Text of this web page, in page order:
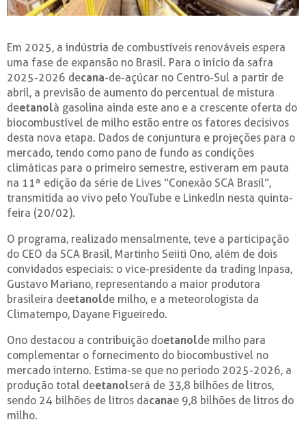
Em 2025, a indústria de combustíveis renováveis espera
uma fase de expansão no Brasil. Para o início da safra
2025-2026 decana-de-açúcar no Centro-Sul a partir de
abril, a previsão de aumento do percentual de mistura
deetanolà gasolina ainda este ano e a crescente oferta do
biocombustível de milho estão entre os fatores decisivos
desta nova etapa. Dados de conjuntura e projeções para o
mercado, tendo como pano de fundo as condições
climáticas para o primeiro semestre, estiveram em pauta
na 11ª edição da série de Lives “Conexão SCA Brasil”,
transmitida ao vivo pelo YouTube e Linkedln nesta quinta-
feira (20/02).
O programa, realizado mensalmente, teve a participação
do CEO da SCA Brasil, Martinho Seiiti Ono, além de dois
convidados especiais: o vice-presidente da trading Inpasa,
Gustavo Mariano, representando a maior produtora
brasileira deetanolde milho, e a meteorologista da
Climatempo, Dayane Figueiredo.
Ono destacou a contribuição doetanolde milho para
complementar o fornecimento do biocombustível no
mercado interno. Estima-se que no período 2025-2026, a
produção total deetanolserá de 33,8 bilhões de litros,
sendo 24 bilhões de litros dacanae 9,8 bilhões de litros do
milho.